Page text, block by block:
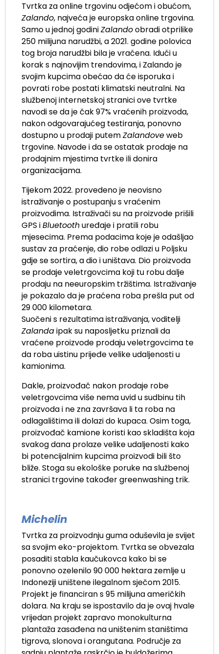
Tvrtka za online trgovinu odjećom i obućom,
Zalando, najveća je europska online trgovina.
Samo u jednoj godiniZalandoobradi otprilike
250 milijuna narudžbi, a 2021. godine polovica
tog broja narudžbi bila je vraćena. Idući u
korak s najnovijim trendovima, i Zalando je
svojim kupcima obećao da će isporuka i
povrati robe postati klimatski neutralni. Na
službenoj internetskoj stranici ove tvrtke
navodi se da je čak 97% vraćenih proizvoda,
nakon odgovarajućeg testiranja, ponovno
dostupno u prodaji putemZalandoveweb
trgovine. Navode i da se ostatak prodaje na
prodajnim mjestima tvrtke ili donira
organizacijama.
Tijekom 2022. provedeno je neovisno
istraživanje o postupanju s vraćenim
proizvodima. Istraživači su na proizvode prišili
GPS iBluetoothuređaje i pratili robu
mjesecima. Prema podacima koje je odašljao
sustav za praćenje, dio robe odlazi u Poljsku
gdje se sortira, a dio i uništava. Dio proizvoda
se prodaje veletrgovcima koji tu robu dalje
prodaju na neeuropskim tržištima. Istraživanje
je pokazalo da je praćena roba prešla put od
29 000 kilometara.
Suočeni s rezultatima istraživanja, voditelji
Zalandaipak su naposljetku priznali da
vraćene proizvode prodaju veletrgovcima te
da roba uistinu prijeđe velike udaljenosti u
kamionima.
Dakle, proizvođač nakon prodaje robe
veletrgovcima više nema uvid u sudbinu tih
proizvoda i ne zna završava li ta roba na
odlagalištima ili dolazi do kupaca. Osim toga,
proizvođač kamione koristi kao skladišta koja
svakog dana prolaze velike udaljenosti kako
bi potencijalnim kupcima proizvodi bili što
bliže. Stoga su ekološke poruke na službenoj
stranici trgovine također greenwashing trik.
Michelin
Tvrtka za proizvodnju guma oduševila je svijet
sa svojim eko-projektom. Tvrtka se obvezala
posaditi stabla kaučukovca kako bi se
ponovno ozelenilo 90 000 hektara zemlje u
Indoneziji uništene ilegalnom sječom 2015.
Projekt je financiran s 95 milijuna američkih
dolara. Na kraju se ispostavilo da je ovaj hvale
vrijedan projekt zapravo monokulturna
plantaža zasađena na uništenim staništima
tigrova, slonova i orangutana. Područje za